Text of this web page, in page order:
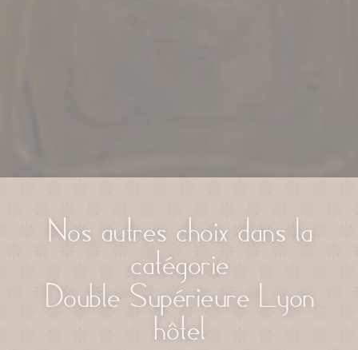
Nos autres choix dans la
catégorie
Double Supérieure Lyon
hôtel